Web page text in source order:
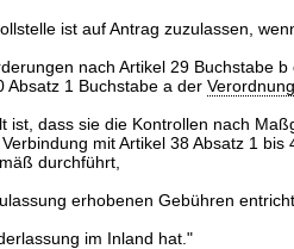
ist auf Antrag zuzulassen,
nach Artikel 29 Buchstabe
Absatz 1 Buchstabe a der
ist, dass sie die Kontrollen nach
Verbindung mit Artikel 38 Absatz 1
durchführt,
erhobenen Gebühren
im Inland hat."